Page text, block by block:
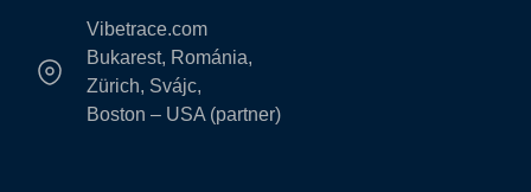
Vibetrace.com
Bukarest, Románia,
Zürich, Svájc,
Boston – USA (partner)